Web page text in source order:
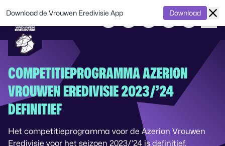
COMPETITIEPROGRAMMA AZERION
VROUWEN EREDIVISIE 2023/’24
DEFINITIEF
Het competitieprogramma voor de Azerion Vrouwen
Eredivisie voor het seizoen 2023/’24 is definitief.
Download de Vrouwen Eredivisie App Download